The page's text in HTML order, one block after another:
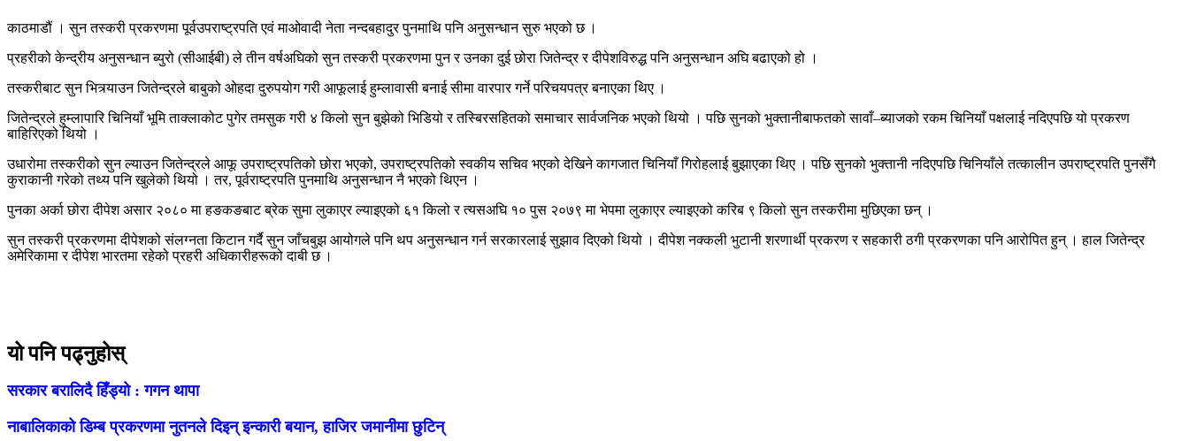
काठमाडौं । सुन तस्करी प्रकरणमा पूर्वउपराष्ट्रपति एवं माओवादी नेता नन्दबहादुर पुनमाथि पनि अनुसन्धान सुरु भएको छ ।
प्रहरीको केन्द्रीय अनुसन्धान ब्युरो (सीआईबी) ले तीन वर्षअघिको सुन तस्करी प्रकरणमा पुन र उनका दुई छोरा जितेन्द्र र दीपेशविरुद्ध पनि अनुसन्धान अघि बढाएको हो ।
तस्करीबाट सुन भित्र्याउन जितेन्द्रले बाबुको ओहदा दुरुपयोग गरी आफूलाई हुम्लावासी बनाई सीमा वारपार गर्ने परिचयपत्र बनाएका थिए ।
जितेन्द्रले हुम्लापारि चिनियाँ भूमि ताक्लाकोट पुगेर तमसुक गरी ४ किलो सुन बुझेको भिडियो र तस्बिरसहितको समाचार सार्वजनिक भएको थियो । पछि सुनको भुक्तानीबाफतको सावाँ–ब्याजको रकम चिनियाँ पक्षलाई नदिएपछि यो प्रकरण
बाहिरिएको थियो ।
उधारोमा तस्करीको सुन ल्याउन जितेन्द्रले आफू उपराष्ट्रपतिको छोरा भएको, उपराष्ट्रपतिको स्वकीय सचिव भएको देखिने कागजात चिनियाँ गिरोहलाई बुझाएका थिए । पछि सुनको भुक्तानी नदिएपछि चिनियाँले तत्कालीन उपराष्ट्रपति पुनसँगै
कुराकानी गरेको तथ्य पनि खुलेको थियो । तर, पूर्वराष्ट्रपति पुनमाथि अनुसन्धान नै भएको थिएन ।
पुनका अर्का छोरा दीपेश असार २०८० मा हङकङबाट ब्रेक सुमा लुकाएर ल्याइएको ६१ किलो र त्यसअघि १० पुस २०७९ मा भेपमा लुकाएर ल्याइएको करिब ९ किलो सुन तस्करीमा मुछिएका छन् ।
सुन तस्करी प्रकरणमा दीपेशको संलग्नता किटान गर्दै सुन जाँचबुझ आयोगले पनि थप अनुसन्धान गर्न सरकारलाई सुझाव दिएको थियो । दीपेश नक्कली भुटानी शरणार्थी प्रकरण र सहकारी ठगी प्रकरणका पनि आरोपित हुन् । हाल जितेन्द्र
अमेरिकामा र दीपेश भारतमा रहेको प्रहरी अधिकारीहरूको दाबी छ ।
यो पनि पढ्नुहोस्
सरकार बरालिदै हिँड्यो : गगन थापा
नाबालिकाको डिम्ब प्रकरणमा नुतनले दिइन् इन्कारी बयान, हाजिर जमानीमा छुटिन्